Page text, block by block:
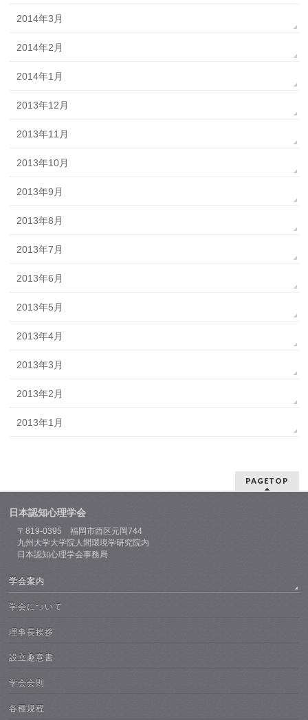
2014年3月
2014年2月
2014年1月
2013年12月
2013年11月
2013年10月
2013年9月
2013年8月
2013年7月
2013年6月
2013年5月
2013年4月
2013年3月
2013年2月
2013年1月
PAGETOP
日本認知心理学会
〒819-0395 福岡市西区元岡744
九州大学大学院人間環境学研究院内
日本認知心理学会事務局
学会案内
学会について
理事長挨拶
設立趣意書
学会会則
各種規程